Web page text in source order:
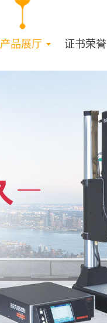
产品展厅 证书荣誉